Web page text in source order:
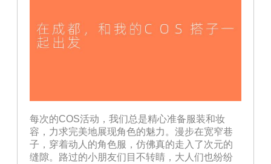
每次的COS活动，我们总是精心准备服装和妆
容，力求完美地展现角色的魅力。漫步在宽窄巷
子，穿着动人的角色服，仿佛真的走入了次元的
缝隙。路过的小朋友们目不转睛，大人们也纷纷